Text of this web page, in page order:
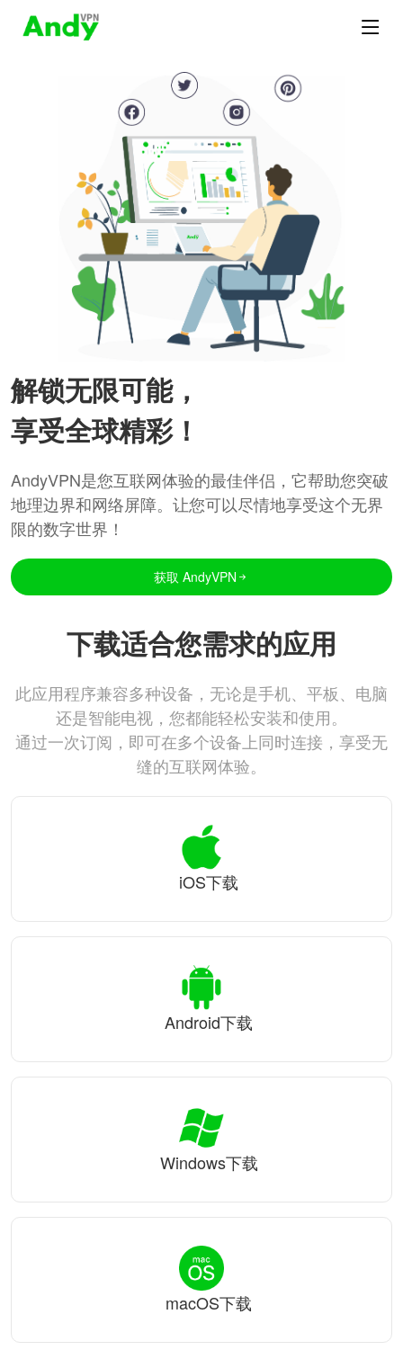
解锁无限可能，
享受全球精彩！
AndyVPN是您互联网体验的最佳伴侣，它帮助您突破
地理边界和网络屏障。让您可以尽情地享受这个无界
限的数字世界！
获取 AndyVPN
下载适合您需求的应用
此应用程序兼容多种设备，无论是手机、平板、电脑
还是智能电视，您都能轻松安装和使用。
通过一次订阅，即可在多个设备上同时连接，享受无
缝的互联网体验。
iOS下载
Android下载
Windows下载
macOS下载